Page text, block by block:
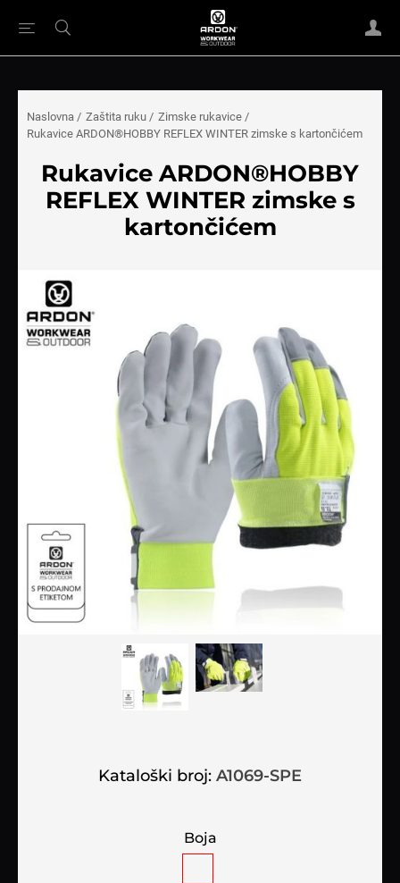
Naslovna / Zaštita ruku / Zimske rukavice /
Rukavice ARDON®HOBBY REFLEX WINTER zimske s kartončićem
Rukavice ARDON®HOBBY
REFLEX WINTER zimske s
kartončićem
Kataloški broj: A1069-SPE
Boja